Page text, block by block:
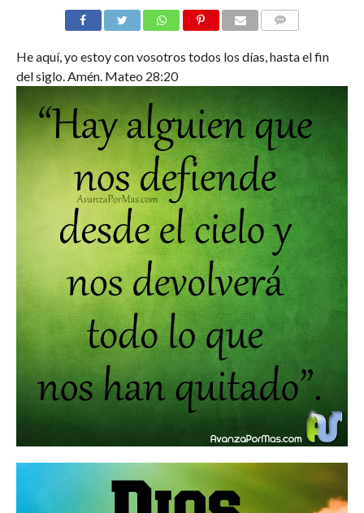
He aquí, yo estoy con vosotros todos los días, hasta el fin
del siglo. Amén. Mateo 28:20